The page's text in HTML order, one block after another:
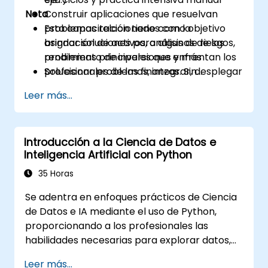
Construir aplicaciones que resuelvan
problemas relacionados con la
asignación de activos, análisis de riesgos,
rendimiento de inversiones y más
Solucionar problemas, integrar, desplegar
Nota
Esta capacitación tiene como objetivo
brindar soluciones para algunos de los
problemas principales que enfrentan los
profesionales de las finanzas. Sin
o técnica específica que deseas agregar
o elaborar más, por favor contáctanos
para organizarlo.
Leer más...
Introducción a la Ciencia de Datos e
Inteligencia Artificial con Python
35 Horas
Se adentra en enfoques prácticos de Ciencia
de Datos e IA mediante el uso de Python,
proporcionando a los profesionales las
habilidades necesarias para explorar datos,
Leer más...